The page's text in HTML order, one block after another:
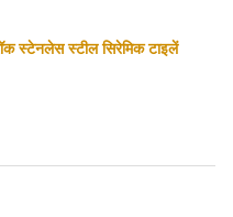
स्टेनलेस स्टील सिरेमिक टाइलें